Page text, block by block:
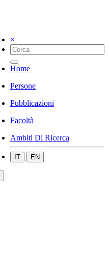
×
Home
Persone
Pubblicazioni
Facoltà
Ambiti Di Ricerca
IT EN